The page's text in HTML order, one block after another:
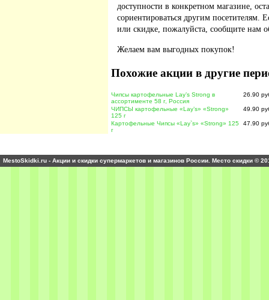
доступности в конкретном магазине,
сориентироваться другим
или скидке, пожалуйста, сообщите нам
Желаем вам выгодных покупок!
Похожие акции в другие
Чипсы картофельные Lay’s Strong в
ассортименте 58 г, Россия
26.90
ЧИПСЫ картофельные «Lay’s» «Strong»
125 г
49.90
Картофельные Чипсы «Lay`s» «Strong» 125
г
47.90
MestoSkidki.ru - Акции и скидки супермаркетов и магазинов России. Место скидки ©